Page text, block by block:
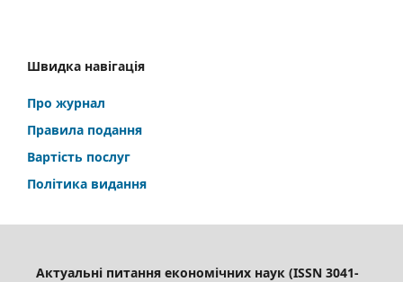
Швидка навігація
Про журнал
Правила подання
Вартість послуг
Політика видання
Актуальні питання економічних наук (ISSN 3041-